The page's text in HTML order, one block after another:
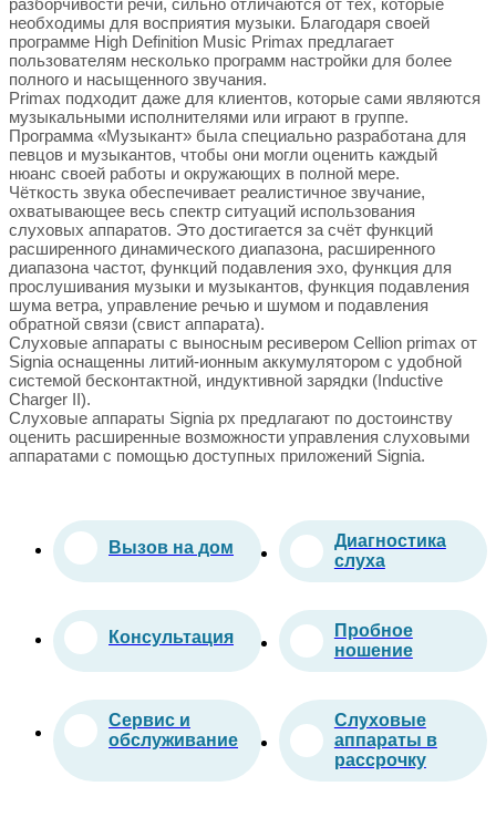
необходимы для восприятия музыки. Благодаря своей
программе High Definition Music Primax предлагает
пользователям несколько программ настройки для более
полного и насыщенного звучания.
Primax подходит даже для клиентов, которые сами являются
музыкальными исполнителями или играют в группе.
Программа «Музыкант» была специально разработана для
певцов и музыкантов, чтобы они могли оценить каждый
нюанс своей работы и окружающих в полной мере.
Чёткость звука обеспечивает реалистичное звучание,
охватывающее весь спектр ситуаций использования
слуховых аппаратов. Это достигается за счёт функций
расширенного динамического диапазона, расширенного
диапазона частот, функций подавления эхо, функция для
прослушивания музыки и музыкантов, функция подавления
шума ветра, управление речью и шумом и подавления
обратной связи (свист аппарата).
Слуховые аппараты с выносным ресивером Cellion primax от
Signia оснащенны литий-ионным аккумулятором с удобной
системой бесконтактной, индуктивной зарядки (Inductive
Charger II).
Слуховые аппараты Signia px предлагают по достоинству
оценить расширенные возможности управления слуховыми
аппаратами с помощью доступных приложений Signia.
Вызов на дом
Диагностика
слуха
Консультация
Пробное
ношение
Сервис и
обслуживание
Слуховые
аппараты в
рассрочку